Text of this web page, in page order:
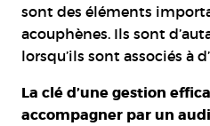
sont des éléments
acouphènes. Ils sont
lorsqu’ils sont associés à
La clé d’une gestion
accompagner par un